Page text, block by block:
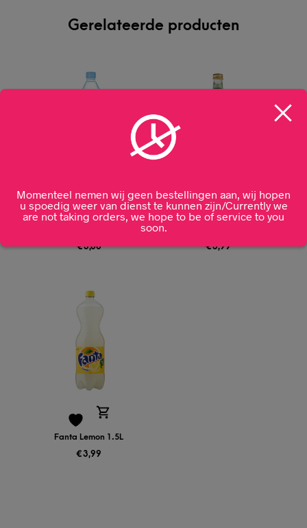
Gerelateerde producten
Evian mineraalwater
€3,00
Fever Tree Elderflower
€3,99
Fanta Lemon 1.5L
€3,99
Momenteel nemen wij geen bestellingen aan, wij hopen
u spoedig weer van dienst te kunnen zijn/Currently we
are not taking orders, we hope to be of service to you
soon.